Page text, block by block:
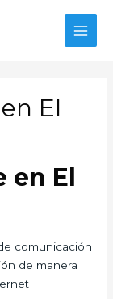
El
en El
comunicación
de manera